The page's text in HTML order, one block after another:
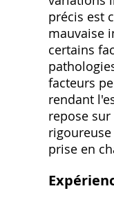
précis est
mauvaise
certains
facteurs
rendant
repose
prise en